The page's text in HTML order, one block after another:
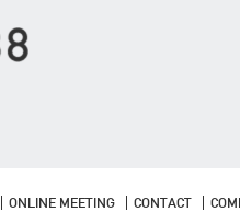
ONLINE MEETING CONTACT